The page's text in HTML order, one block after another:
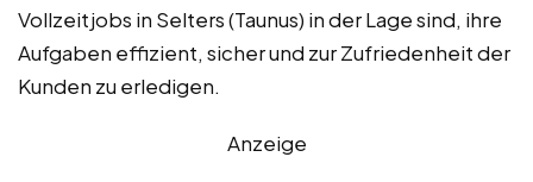
Vollzeitjobs in Selters (Taunus) in der Lage sind, ihre
Aufgaben effizient, sicher und zur Zufriedenheit der
Kunden zu erledigen.
Anzeige